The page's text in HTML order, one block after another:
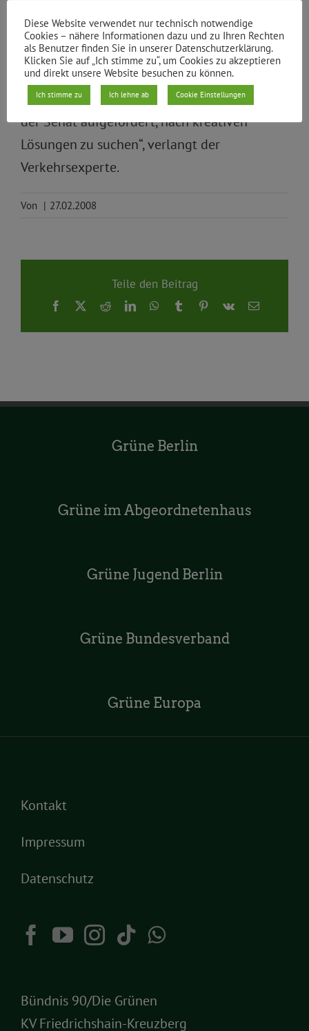
Die Stadtentwicklungssenatorin Junge-Reyer
(SPD) hatte den Plänen eine Absage erteilt.
„Statt einen autofreien Tag unter Verweis auf
das Straßenverkehrsgesetz zu blockieren, ist
der Senat aufgefordert, nach kreativen
Lösungen zu suchen“, verlangt der
Verkehrsexperte.
Von | 27.02.2008
Teile den Beitrag
Facebook
X RedditLinkedInWhatsApp
TumblrPinterest
Vk
E-
Grüne Berlin
Grüne im Abgeordnetenhaus
Grüne Jugend Berlin
Grüne Bundesverband
Grüne Europa
Kontakt
Impressum
Datenschutz
Bündnis 90/Die Grünen
KV Friedrichshain-Kreuzberg
Diese Website verwendet nur technisch notwendige
Cookies – nähere Informationen dazu und zu Ihren Rechten
als Benutzer finden Sie in unserer Datenschutzerklärung.
Klicken Sie auf „Ich stimme zu“, um Cookies zu akzeptieren
und direkt unsere Website besuchen zu können.
Ich stimme zu Ich lehne ab Cookie Einstellungen